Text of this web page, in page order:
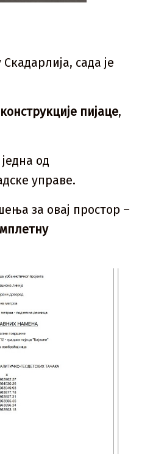
сада је
пијаце,
од
управе.
за овај простор –